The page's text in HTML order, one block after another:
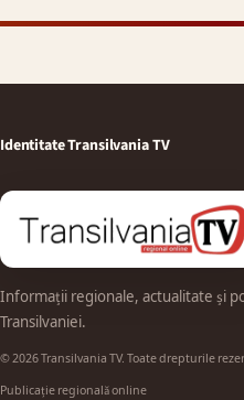
Identitate Transilvania TV
Informații regionale, actualitate și
Transilvaniei.
© 2026 Transilvania TV. Toate drepturile
Publicație regională online